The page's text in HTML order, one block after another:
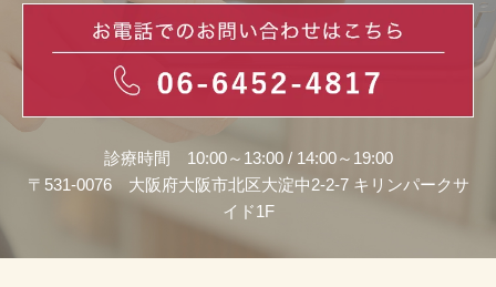
診療時間 10:00～13:00 / 14:00～19:00
〒531-0076 大阪府大阪市北区大淀中2-2-7 キリンパークサ
イド1F